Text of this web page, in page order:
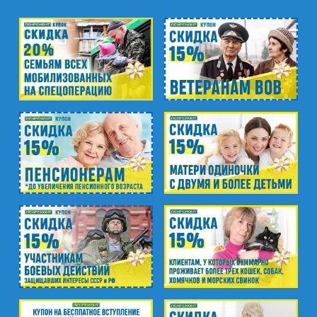
м. Озерки, м. Пр. Просвещения
пр. Луначарского, д.56, к.1
м. Автово
пр. Маршала Жукова, д.35, к.3
м. Елизаровская
пр. Елизарова, д.36
м. Международная
ул. Белы Куна, д.20, к.1
м. Пионерская
пр. Испытателей, д.11, к.1
м. Гражданский пр.
ул. Ушинского, д.25, к.1